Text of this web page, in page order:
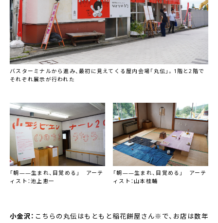
バスターミナルから進み、最初に見えてくる屋内会場「丸伝」。1階と2階で
それぞれ展示が行われた
「朝——生まれ、目覚める」 アーテ
ィスト：池上恵一
「朝——生まれ、目覚める」 アーテ
ィスト：山本桂輔
小金沢： こちらの丸伝はもともと稲花餅屋さん※で、お店は数年